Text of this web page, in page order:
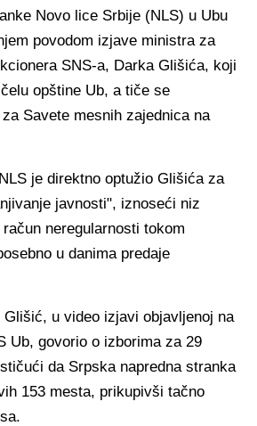
Novo lice Srbije (NLS) u Ubu
povodom izjave ministra za
SNS-a, Darka Glišića, koji
opštine Ub, a tiče se
Savete mesnih zajednica na
je direktno optužio Glišića za
javnosti", iznoseći niz
neregularnosti tokom
u danima predaje
Glišić, u video izjavi objavljenoj na
Ub, govorio o izborima za 29
da Srpska napredna stranka
153 mesta, prikupivši tačno